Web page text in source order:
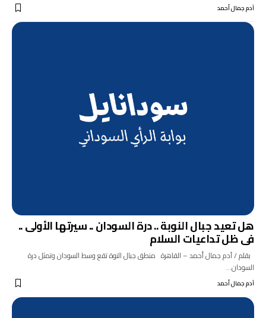
آدم جمال أحمد
هل تعيد جبال النوبة .. درة السودان .. سيرتها الأولى ..
فى ظل تداعيات السلام
بقلم / آدم جمال أحمد – القاهرة منطق جبال النوة تقع وسط السودان وتمثل درة
السودان…
آدم جمال أحمد